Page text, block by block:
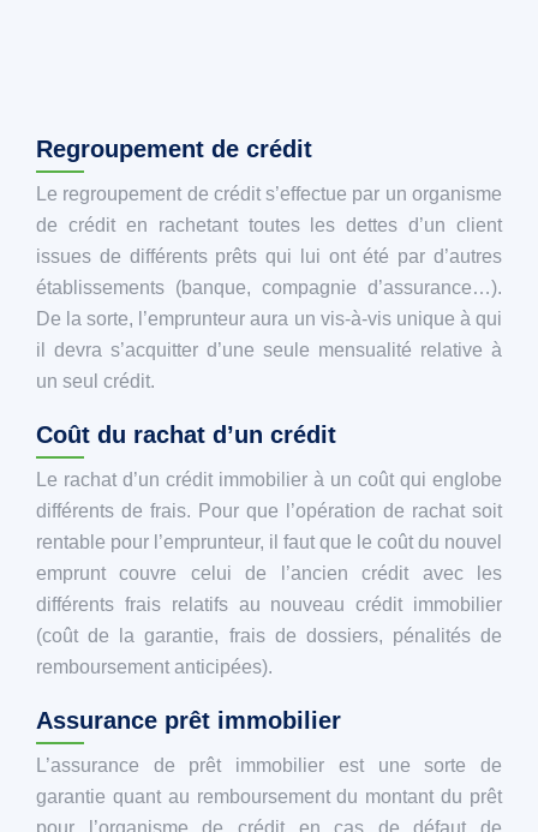
Regroupement de crédit
Le regroupement de crédit s’effectue par un organisme
de crédit en rachetant toutes les dettes d’un client
issues de différents prêts qui lui ont été par d’autres
établissements (banque, compagnie d’assurance…).
De la sorte, l’emprunteur aura un vis-à-vis unique à qui
il devra s’acquitter d’une seule mensualité relative à
un seul crédit.
Coût du rachat d’un crédit
Le rachat d’un crédit immobilier à un coût qui englobe
différents de frais. Pour que l’opération de rachat soit
rentable pour l’emprunteur, il faut que le coût du nouvel
emprunt couvre celui de l’ancien crédit avec les
différents frais relatifs au nouveau crédit immobilier
(coût de la garantie, frais de dossiers, pénalités de
remboursement anticipées).
Assurance prêt immobilier
L’assurance de prêt immobilier est une sorte de
garantie quant au remboursement du montant du prêt
pour l’organisme de crédit en cas de défaut de